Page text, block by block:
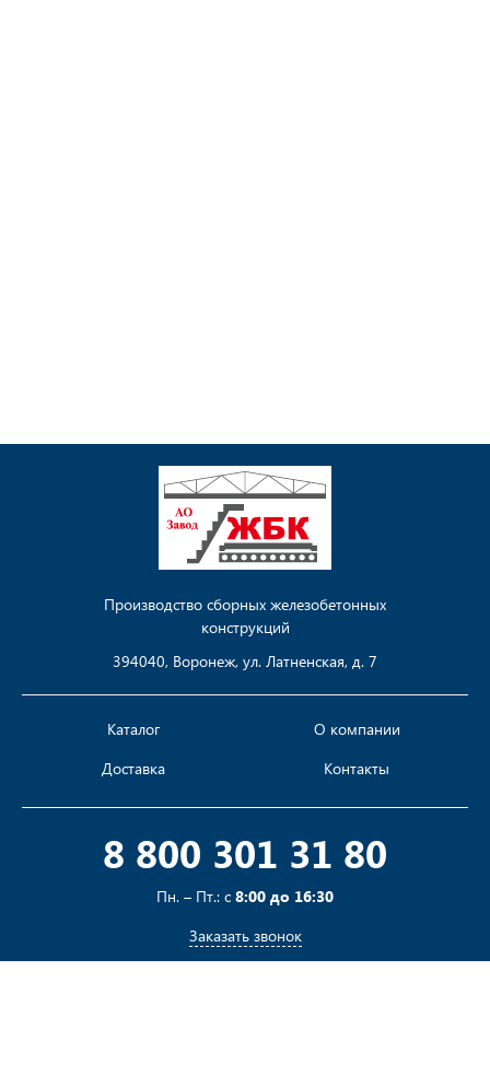
Производство сборных железобетонных
конструкций
394040, Воронеж, ул. Латненская, д. 7
Каталог
Доставка
О компании
Контакты
8 800 301 31 80
Пн. – Пт.: с 8:00 до 16:30
Заказать звонок